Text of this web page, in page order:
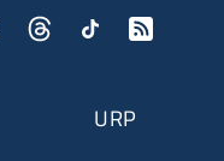
URP